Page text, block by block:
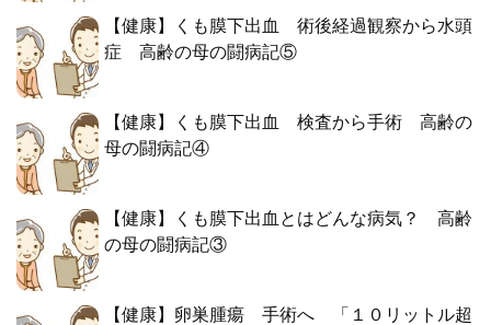
【健康】くも膜下出血 術後経過観察から水頭
症 高齢の母の闘病記⑤
【健康】くも膜下出血 検査から手術 高齢の
母の闘病記④
【健康】くも膜下出血とはどんな病気？ 高齢
の母の闘病記③
【健康】卵巣腫瘍 手術へ 「１０リットル超